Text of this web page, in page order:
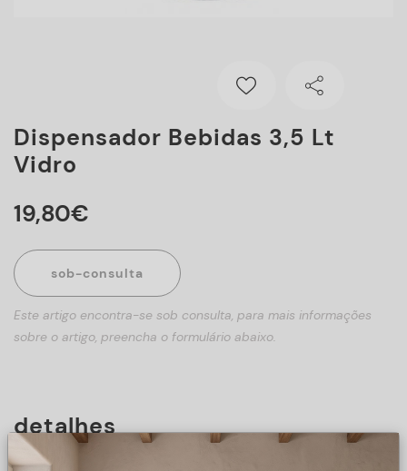
Dispensador Bebidas 3,5 Lt
Vidro
19,80€
sob-consulta
Este artigo encontra-se sob consulta, para mais informações
sobre o artigo, preencha o formulário abaixo.
detalhes